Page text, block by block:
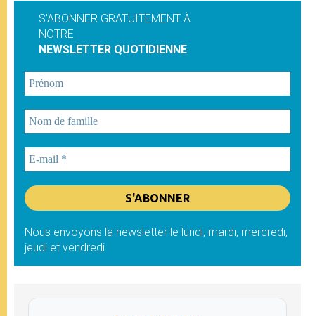
S'ABONNER GRATUITEMENT À
NOTRE
NEWSLETTER QUOTIDIENNE
Nous envoyons la newsletter le lundi, mardi, mercredi,
jeudi et vendredi